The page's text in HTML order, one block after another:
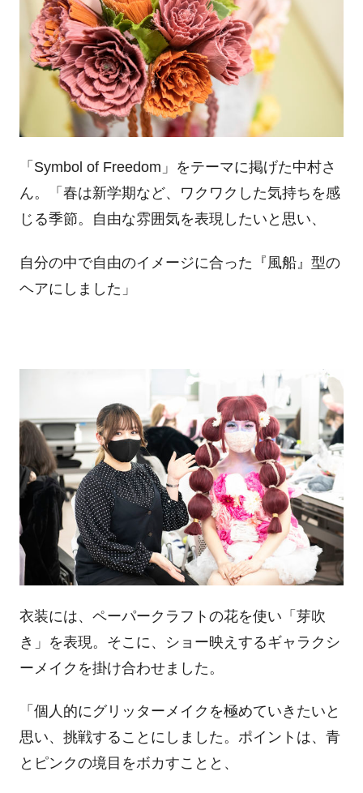
「Symbol of Freedom」をテーマに掲げた中村さ
ん。「春は新学期など、ワクワクした気持ちを感
じる季節。自由な雰囲気を表現したいと思い、
自分の中で自由のイメージに合った『風船』型の
ヘアにしました」
衣装には、ペーパークラフトの花を使い「芽吹
き」を表現。そこに、ショー映えするギャラクシ
ーメイクを掛け合わせました。
「個人的にグリッターメイクを極めていきたいと
思い、挑戦することにしました。ポイントは、青
とピンクの境目をボカすことと、